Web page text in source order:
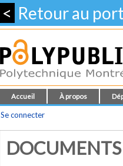
< Retour au
Accueil À propos
Se connecter